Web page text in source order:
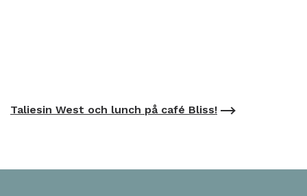
Taliesin West och lunch på café Bliss!